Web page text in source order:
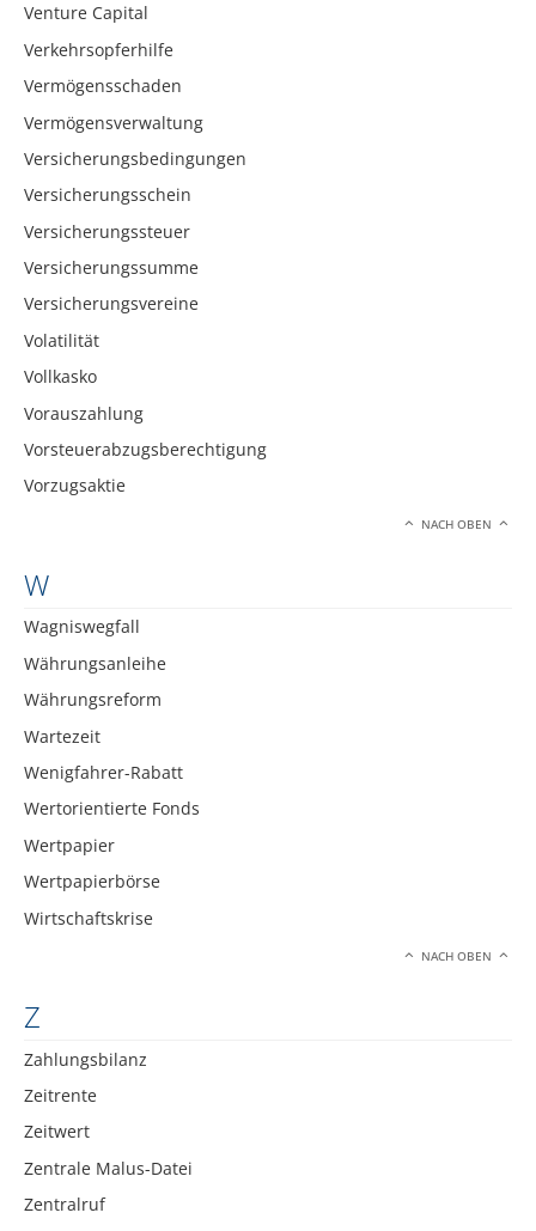
Venture Capital
Verkehrsopferhilfe
Vermögensschaden
Vermögensverwaltung
Versicherungsbedingungen
Versicherungsschein
Versicherungssteuer
Versicherungssumme
Versicherungsvereine
Volatilität
Vollkasko
Vorauszahlung
Vorsteuerabzugsberechtigung
Vorzugsaktie
NACH OBEN
W
Wagniswegfall
Währungsanleihe
Währungsreform
Wartezeit
Wenigfahrer-Rabatt
Wertorientierte Fonds
Wertpapier
Wertpapierbörse
Wirtschaftskrise
NACH OBEN
Z
Zahlungsbilanz
Zeitrente
Zeitwert
Zentrale Malus-Datei
Zentralruf